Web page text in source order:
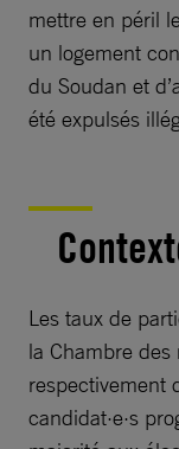
mettre en péril
un logement
du Soudan et
été expulsés
Les taux de
la Chambre des
respectivement
candidat·e·s